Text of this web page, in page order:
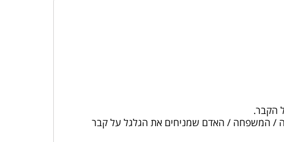
הקבר.
/ המשפחה / האדם שמניחים את הגלגל על קבר